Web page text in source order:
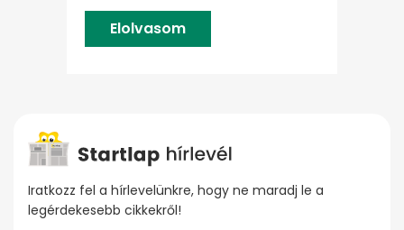
Elolvasom
Iratkozz fel a hírlevelünkre, hogy ne maradj le a
legérdekesebb cikkekről!